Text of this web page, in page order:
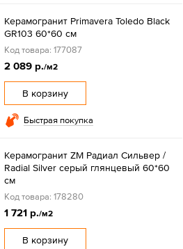
Керамогранит Primavera Toledo Black
GR103 60*60 см
Код товара: 177087
2 089 р./м2
В корзину
Быстрая покупка
Керамогранит ZM Радиал Сильвер /
Radial Silver серый глянцевый 60*60
см
Код товара: 178280
1 721 р./м2
В корзину